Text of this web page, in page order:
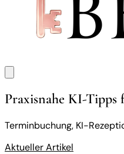
Praxisnahe KI-Tipps
Terminbuchung, KI-
Aktueller Artikel